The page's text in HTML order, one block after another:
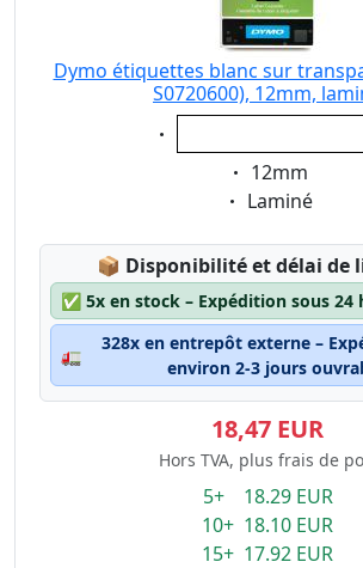
Dymo étiquettes blanc sur
S0720600), 12mm,
Eigenschaft:
Eigenschaft:
12mm
Eigenschaft:
Laminé
📦 Lagerstatus:
Disponibilité et délai de
✅ 5x en stock – Expédition sous 24
🚛
328x en entrepôt externe –
environ 2-3 jours
18,47 EUR
Hors TVA, plus frais de
5+ 18.29 EUR
10+ 18.10 EUR
15+ 17.92 EUR